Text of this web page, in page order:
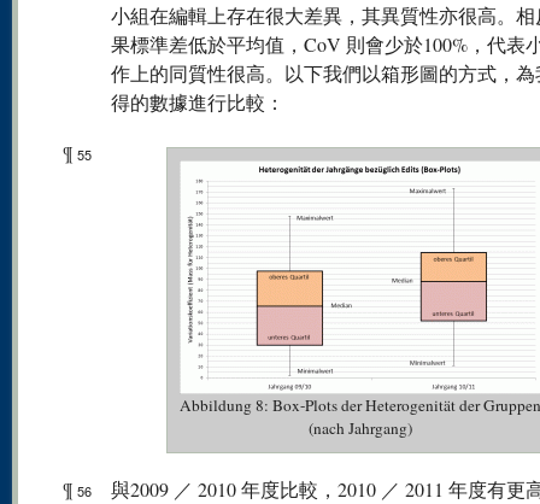
小組在編輯上存在很大差異，其異質性亦很高。
果標準差低於平均值，CoV 則會少於100%，代表
作上的同質性很高。以下我們以箱形圖的方式，
得的數據進行比較：
¶ 55
Abbildung 8: Box-Plots der Heterogenität der Gruppen
(nach Jahrgang)
¶ 56
與2009 ／ 2010 年度比較，2010 ／ 2011 年度有更